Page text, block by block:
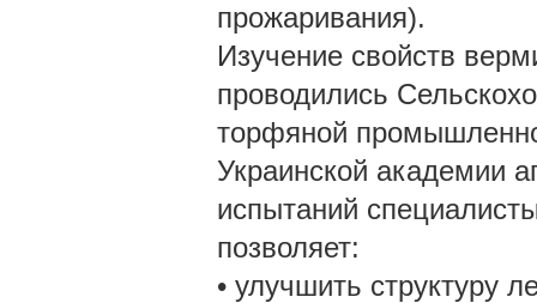
прожаривания).
Изучение свойств
проводились
торфяной
Украинской академии
испытаний
позволяет:
• улучшить структуру